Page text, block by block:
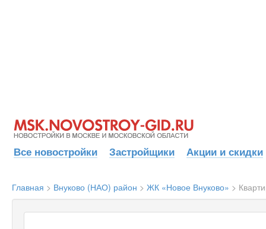
Все новостройки Застройщики Акции и скидки
Главная > Внуково (НАО) район > ЖК «Новое Внуково» >